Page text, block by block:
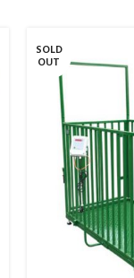
SOLD
OUT